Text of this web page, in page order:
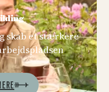
skab et stærkere